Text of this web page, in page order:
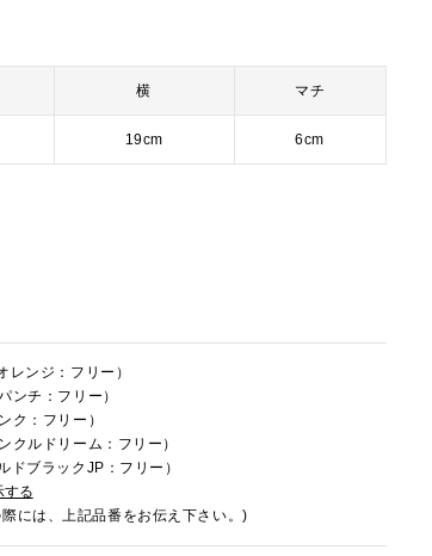
横 マチ
19cm 6cm
レンジ：フリー）
ンチ：フリー）
ク：フリー）
クルドリーム：フリー）
ドブラックJP：フリー）
する
には、上記品番をお伝え下さい。)